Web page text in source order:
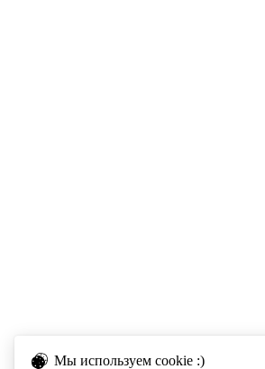
Мы используем cookie :)